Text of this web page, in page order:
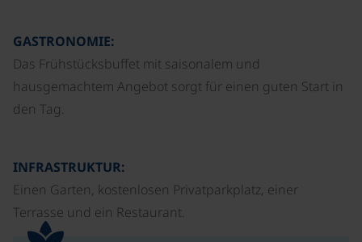
GASTRONOMIE:
Das Frühstücksbuffet mit saisonalem und
hausgemachtem Angebot sorgt für einen guten Start in
den Tag.
INFRASTRUKTUR:
Einen Garten, kostenlosen Privatparkplatz, einer
Terrasse und ein Restaurant.